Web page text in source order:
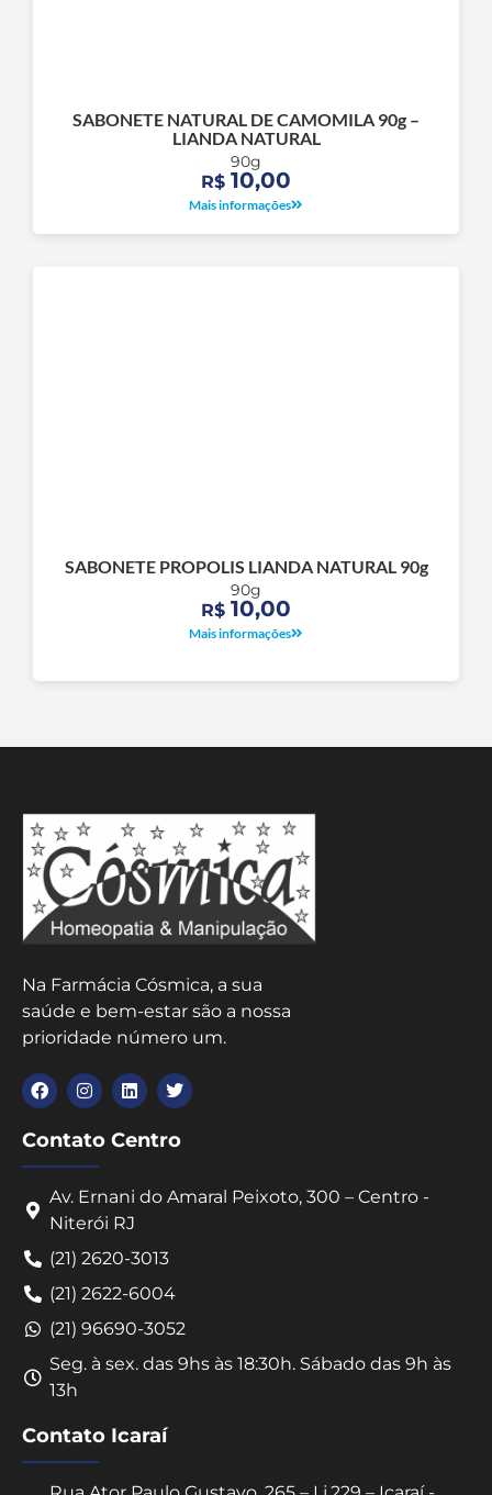
SABONETE NATURAL DE CAMOMILA 90g –
LIANDA NATURAL
90g
R$ 10,00
Mais informações
SABONETE PROPOLIS LIANDA NATURAL 90g
90g
R$ 10,00
Mais informações
Na Farmácia Cósmica, a sua
saúde e bem-estar são a nossa
prioridade número um.
Contato Centro
Av. Ernani do Amaral Peixoto, 300 – Centro -
Niterói RJ
(21) 2620-3013
(21) 2622-6004
(21) 96690-3052
Seg. à sex. das 9hs às 18:30h. Sábado das 9h às
13h
Contato Icaraí